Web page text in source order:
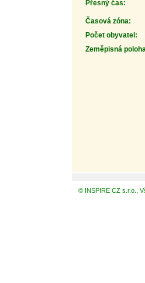
Přesný čas:
Časová zóna:
Počet obyvatel:
Zeměpisná
© INSPIRE CZ s.r.o.,